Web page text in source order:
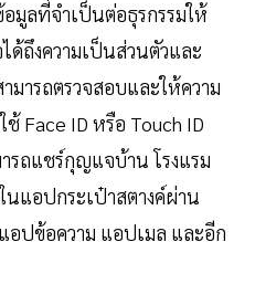
มูลที่จำเป็นต่อธุรกรรมให้
ด้ถึงความเป็นส่วนตัวและ
มารถตรวจสอบและให้ความ
Face ID หรือ Touch ID
รถแชร์กุญแจบ้าน โรงแรม
นแอปกระเป๋าสตางค์ผ่าน
อปข้อความ แอปเมล และอีก